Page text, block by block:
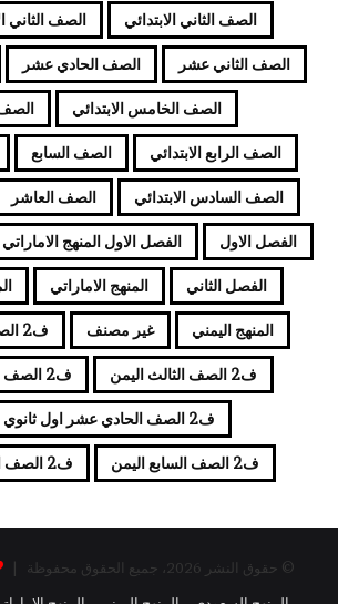
الصف الثاني الابتدائي الصف الثاني
الصف الثاني عشر الصف الحادي عشر
الصف الخامس الابتدائي الصف
الصف الرابع الابتدائي الصف السابع
الصف السادس الابتدائي الصف العاشر
الفصل الاول الفصل الاول المنهج الاماراتي
الفصل الثاني المنهج الاماراتي
المنهج اليمني غير مصنف ف2 الصف الاول اليمن
ف2 الصف الثالث اليمن ف2 الصف الثامن اليمن
ف2 الصف الحادي عشر اول ثانوي اليمن
ف2 الصف السابع اليمن ف2 الصف العاسر اليمن
© حقوق النشر 2026، جميع الحقوق محفوظة |